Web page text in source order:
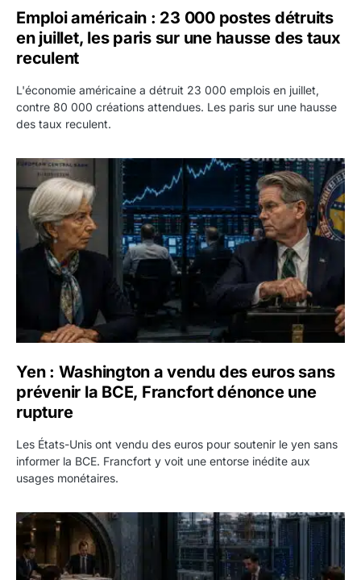
Emploi américain : 23 000 postes détruits
en juillet, les paris sur une hausse des taux
reculent
L'économie américaine a détruit 23 000 emplois en juillet,
contre 80 000 créations attendues. Les paris sur une hausse
des taux reculent.
Yen : Washington a vendu des euros sans prévenir la
Yen : Washington a vendu des euros sans
prévenir la BCE, Francfort dénonce une
rupture
Les États-Unis ont vendu des euros pour soutenir le yen sans
informer la BCE. Francfort y voit une entorse inédite aux
usages monétaires.
Jane Street négocie le transfert de 11 milliards de